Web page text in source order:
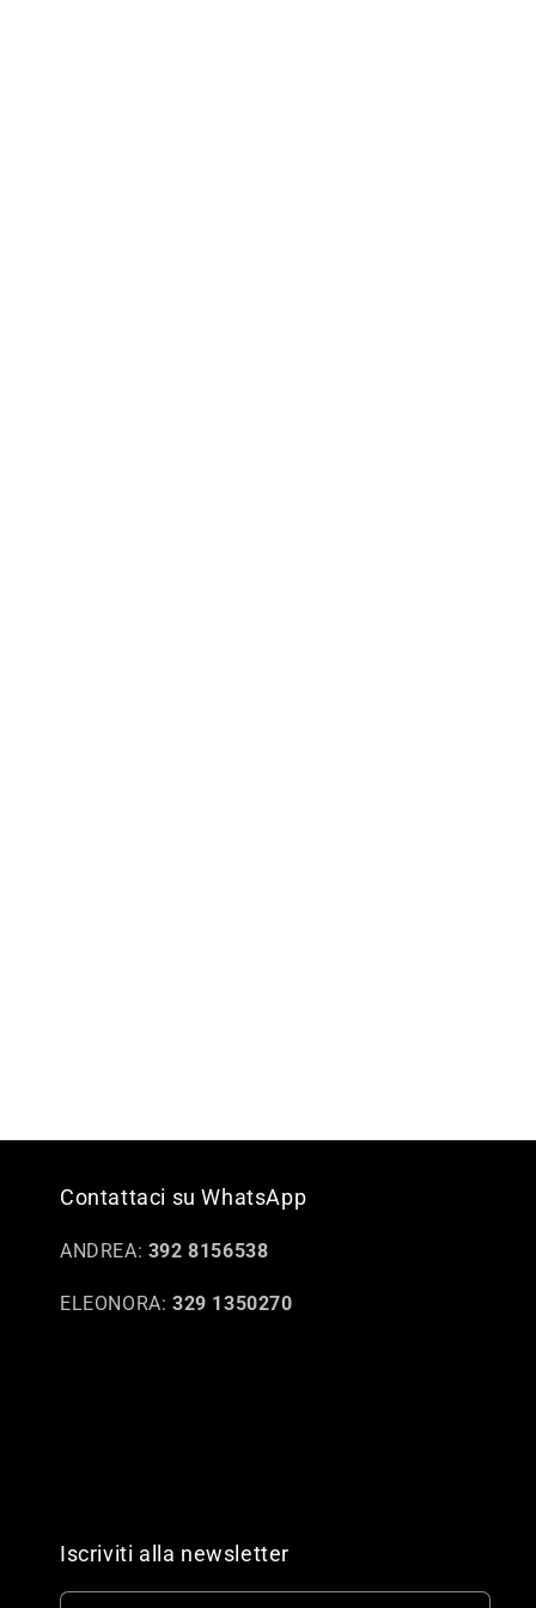
Contattaci su WhatsApp
ANDREA: 392 8156538
ELEONORA: 329 1350270
Iscriviti alla newsletter